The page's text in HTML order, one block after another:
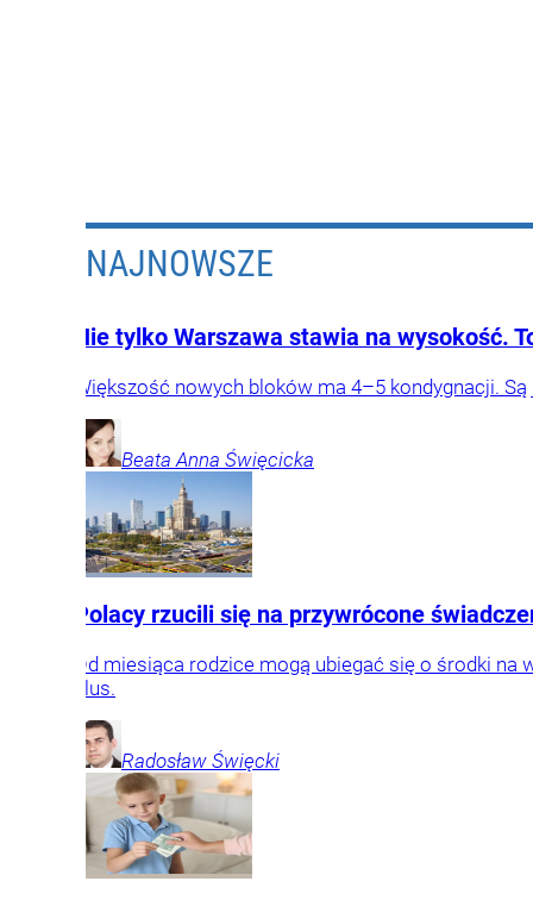
NAJNOWSZE
Nie tylko Warszawa stawia na wysokość.
Większość nowych bloków ma 4–5 kondygnacji.
Beata Anna Święcicka
Polacy rzucili się na przywrócone
Od miesiąca rodzice mogą ubiegać się o środki
plus.
Radosław Święcki